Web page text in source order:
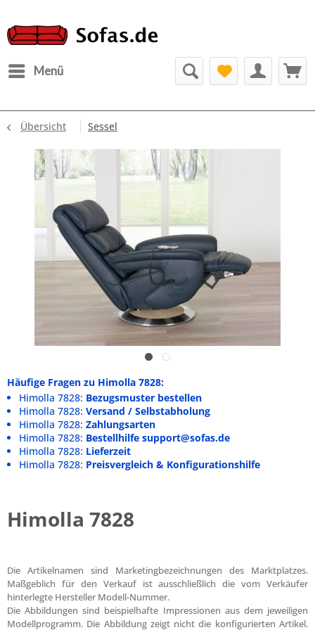
Menü
Übersicht Sessel
Häufige Fragen zu Himolla 7828:
Himolla 7828: Bezugsmuster bestellen
Himolla 7828: Versand / Selbstabholung
Himolla 7828: Zahlungsarten
Himolla 7828: Bestellhilfe support@sofas.de
Himolla 7828: Lieferzeit
Himolla 7828: Preisvergleich & Konfigurationshilfe
Himolla 7828
Die Artikelnamen sind Marketingbezeichnungen des Marktplatzes.
Maßgeblich für den Verkauf ist ausschließlich die vom Verkäufer
hinterlegte Hersteller Modell-Nummer.
Die Abbildungen sind beispielhafte Impressionen aus dem jeweiligen
Modellprogramm. Die Abbildung zeigt nicht die konfigurierten Artikel.